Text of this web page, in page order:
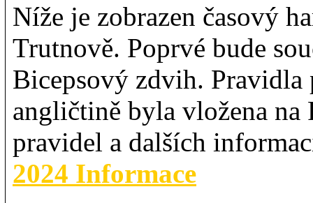
Níže je zobrazen časový
Trutnově. Poprvé bude
Bicepsový zdvih.
angličtině byla vložena na
pravidel a dalších
2024 Informace